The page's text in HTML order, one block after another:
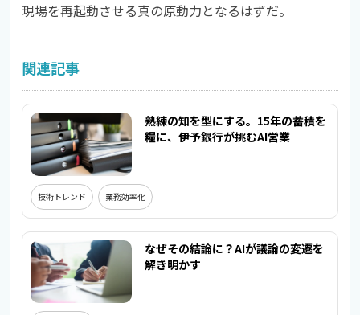
現場を再起動させる真の原動力となるはずだ。
関連記事
熟練の知を型にする。15年の蓄積を
糧に、伊予銀行が挑むAI営業
技術トレンド 業務効率化
なぜその結論に？AIが議論の変遷を
解き明かす